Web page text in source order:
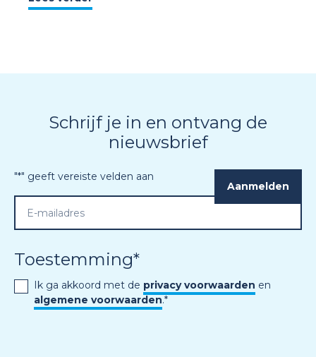
Schrijf je in en ontvang de
nieuwsbrief
"*" geeft vereiste velden aan
Toestemming*
Ik ga akkoord met de privacy voorwaarden en
algemene voorwaarden.*